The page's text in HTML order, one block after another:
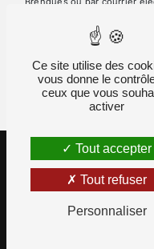
être demandé. Nous
prise de contact puis
fins probatoires et de
vous inscrire sur la liste
disponible à cette adresse:
pour plus d’informations sur
-
Mentions légales
Ce site utilise des
vous donne le
ceux que vous
activer
Tout accepter
Tout refuser
Personnaliser